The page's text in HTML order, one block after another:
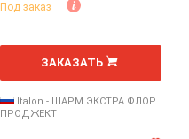
Под заказ
м
ЗАКАЗАТЬ
Italon - ШАРМ ЭКСТРА ФЛОР
ПРОДЖЕКТ